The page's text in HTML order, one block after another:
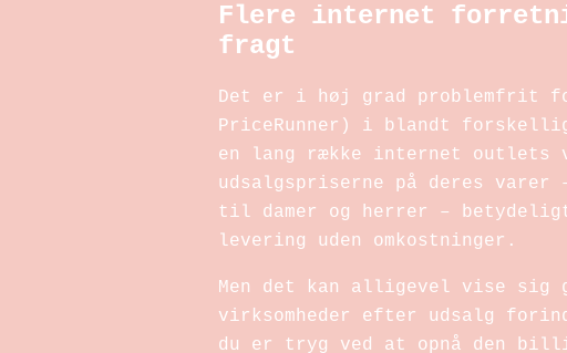
Flere internet
fragt
Det er i høj grad problemfrit
PriceRunner) i blandt
en lang række internet outlets
udsalgspriserne på deres
til damer og herrer –
levering uden omkostninger.
Men det kan alligevel vise
virksomheder efter udsalg
du er tryg ved at opnå den